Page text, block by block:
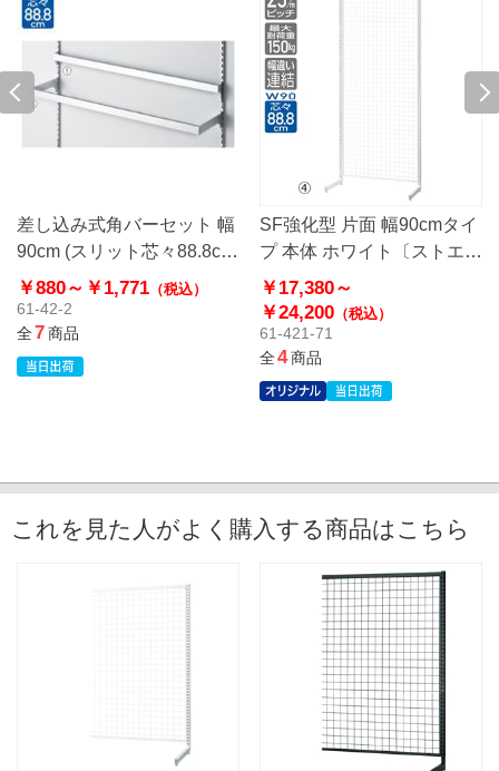
差し込み式角バーセット 幅
90cm (スリット芯々88.8cm
用)
￥880～ ￥1,771 （税込）
61-42-2
全7商品
SF強化型 片面 幅90cmタイ
プ 本体 ホワイト〔ストエキ
オリジナル〕
￥17,380～
￥24,200 （税込）
61-421-71
全4商品
これを見た人がよく購入する商品はこちら